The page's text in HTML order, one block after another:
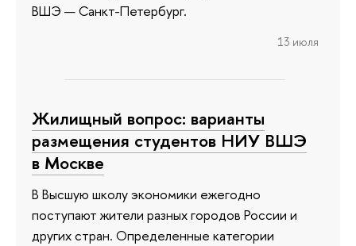
ВШЭ — Санкт-Петербург.
13 июля
Жилищный вопрос: варианты
размещения студентов НИУ ВШЭ
в Москве
В Высшую школу экономики ежегодно
поступают жители разных городов России и
других стран. Определенные категории